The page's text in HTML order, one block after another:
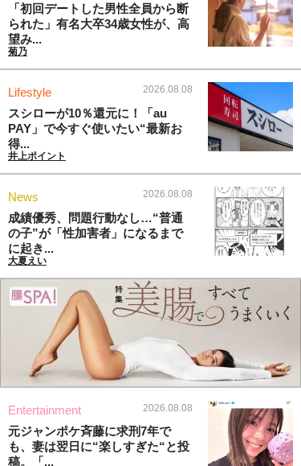
「初回デートした男性全員から断
られた」有名大卒34歳女性が、高
望み...
菊乃
Lifestyle 2026.08.08
スシローが10％還元に！「au
PAY」で今すぐ使いたい“最新お
得...
井上ポイント
News 2026.08.08
成績優秀、問題行動なし…“普通
の子”が「性加害者」になるまで
に起き...
大夏えい
Entertainment 2026.08.08
元ジャンポケ斉藤に求刑7年で
も、妻は翌日に“楽しすぎた“と投
稿。「...